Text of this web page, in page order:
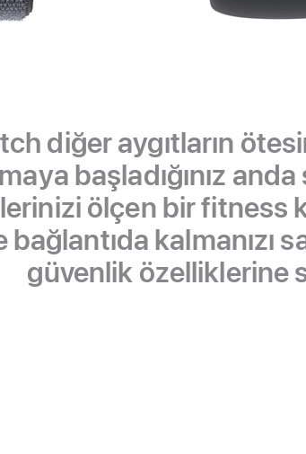
diğer aygıtların
başladığınız
ölçen bir fitness
bağlantıda kalmanızı
güvenlik özelliklerine